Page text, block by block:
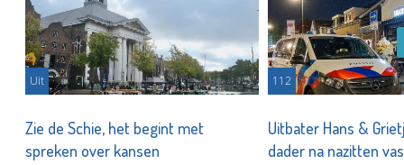
Uit
Zie de Schie, het begint met
spreken over kansen
112
Uitbater Hans &
dader na nazitten